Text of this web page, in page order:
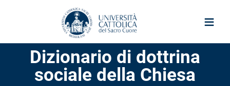
≡
Dizionario di dottrina
sociale della Chiesa